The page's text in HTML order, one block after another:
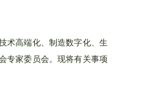
术高端化、制造数字化、生
专家委员会。现将有关事项